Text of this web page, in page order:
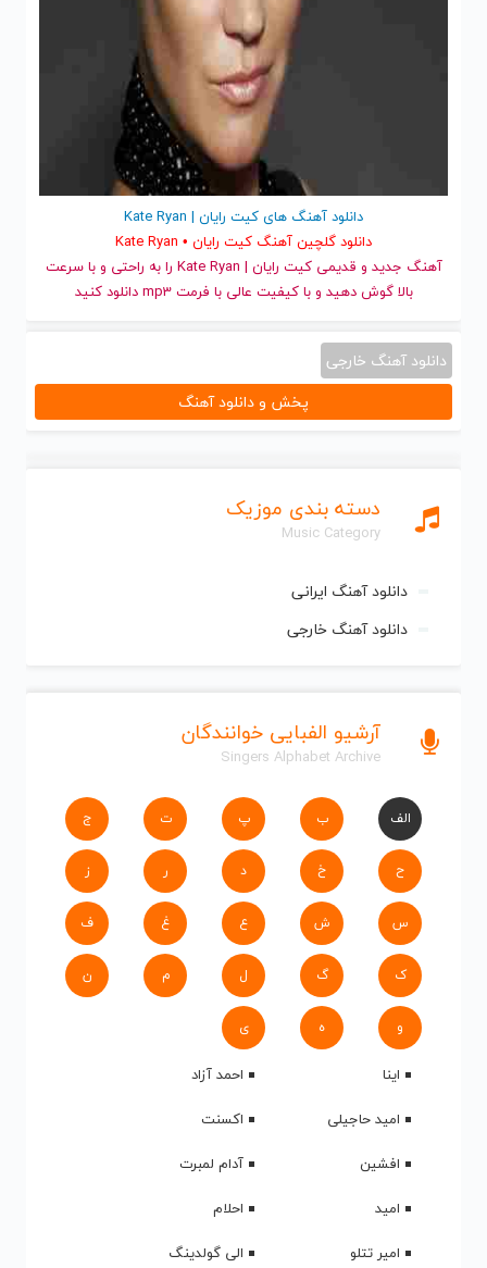
دسته بندی موزیک
Music Category
دانلود آهنگ ایرانی
دانلود آهنگ خارجی
آرشیو الفبایی خوانندگان
Singers Alphabet Archive
الف ب پ ت ج
ح خ د ر ز
س ش ع غ ف
ک گ ل م ن
و ه ی
اینا
احمد آزاد
امید حاجیلی
اکسنت
افشین
آدام لمبرت
امید
احلام
امیر تتلو
الی گولدینگ
دانلود آهنگ های کیت رایان | Kate Ryan
دانلود گلچین آهنگ کیت رایان • Kate Ryan
آهنگ جدید
و قدیمی کیت رایان | Kate Ryan را به راحتی و با سرعت
بالا گوش دهید و با کیفیت عالی با فرمت mp3 دانلود کنید
دانلود آهنگ خارجی
پخش و دانلود آهنگ